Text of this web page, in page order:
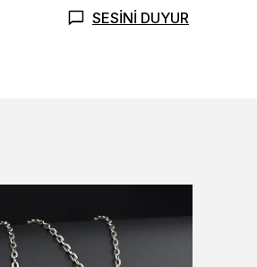
SESİNİ DUYUR